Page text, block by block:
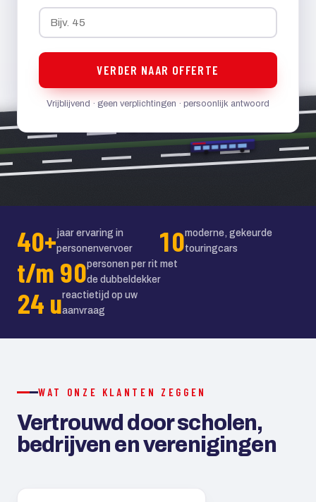
VERDER NAAR OFFERTE
Vrijblijvend · geen verplichtingen · persoonlijk antwoord
40+jaar ervaring in
personenvervoer
10moderne, gekeurde
touringcars
t/m 90personen per rit met
de dubbeldekker
24 ureactietijd op uw
aanvraag
WAT ONZE KLANTEN ZEGGEN
Vertrouwd door scholen,
bedrijven en verenigingen